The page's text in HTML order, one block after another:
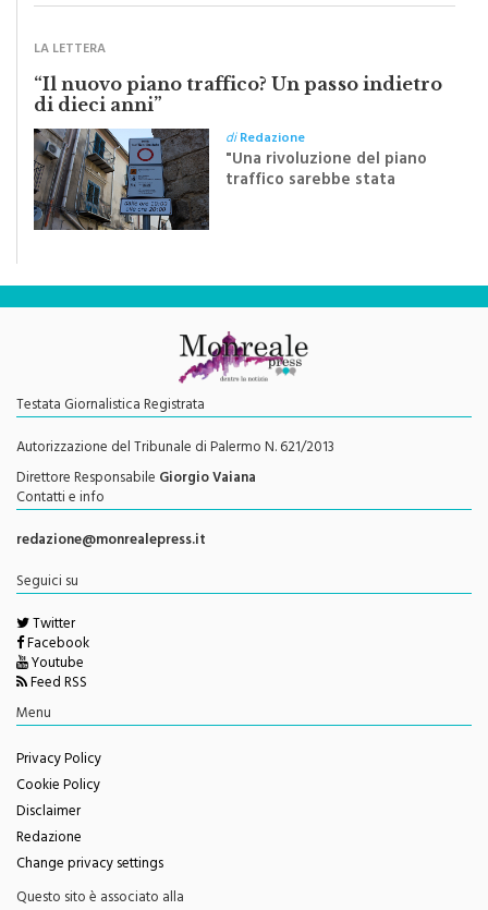
“Il nuovo piano traffico? Un passo indietro
di dieci anni”
"Una rivoluzione del piano
traffico sarebbe stata
efficace se preceduta da
una rivoluzione culturale"
Testata Giornalistica Registrata
Autorizzazione del Tribunale di Palermo N. 621/2013
Direttore ResponsabileGiorgio Vaiana
Contatti e info
redazione@monrealepress.it
Twitter
Facebook
Youtube
Feed RSS
Menu
Privacy Policy
Cookie Policy
Disclaimer
Redazione
Change privacy settings
Questo sito è associato alla